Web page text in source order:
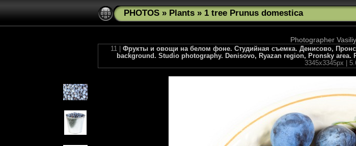
PHOTOS » Plants » 1 tree Prunus domestica
Photographer
11 | Фрукты и овощи на белом фоне. Студийная съемка. Денисово,
background. Studio photography. Denisovo, Ryazan region, Pronsky area.
3345x3345px |